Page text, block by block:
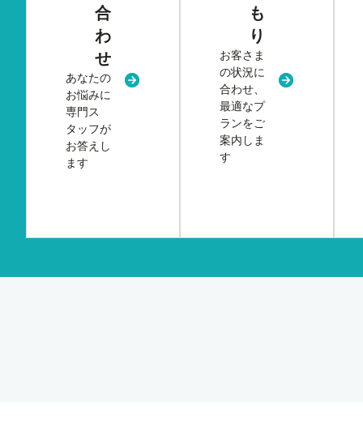
合
わ
せ
あなたの
お悩みに
専門ス
タッフが
お答えし
ます
新規タブまたはウィンドウで開く
も
り
お客さま
の状況に
合わせ、
最適なプ
ランをご
案内しま
す
新規タブま